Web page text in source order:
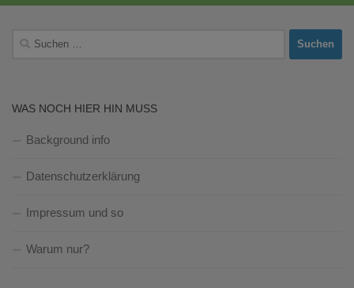
Suchen
WAS NOCH HIER HIN MUSS
Background info
Datenschutzerklärung
Impressum und so
Warum nur?